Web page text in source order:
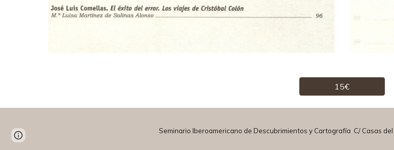
15€
Seminario Iberoamericano de Descubrimientos y Cartografía C/ Casas del